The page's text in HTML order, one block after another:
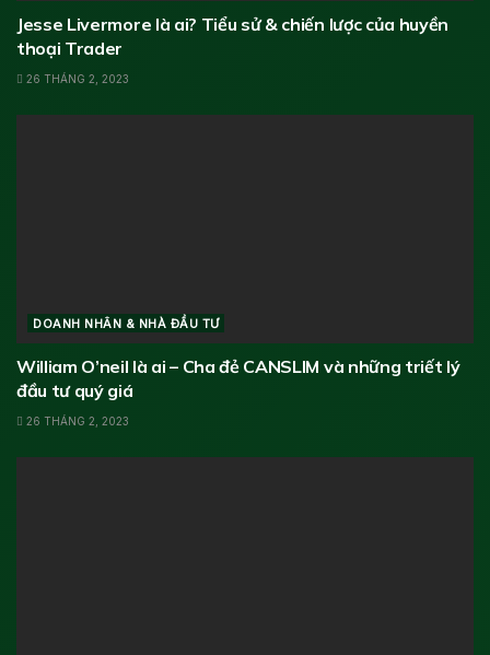
Jesse Livermore là ai? Tiểu sử & chiến lược của huyền
thoại Trader
26 THÁNG 2, 2023
DOANH NHÂN & NHÀ ĐẦU TƯ
William O’neil là ai – Cha đẻ CANSLIM và những triết lý
đầu tư quý giá
26 THÁNG 2, 2023